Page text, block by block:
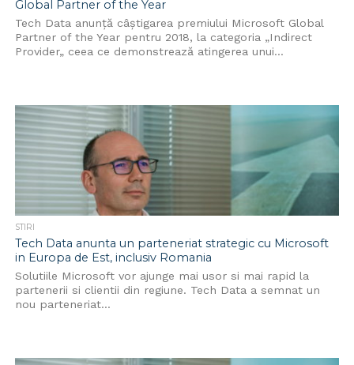
Global Partner of the Year
Tech Data anunţă câştigarea premiului Microsoft Global
Partner of the Year pentru 2018, la categoria „Indirect
Provider„ ceea ce demonstrează atingerea unui...
STIRI
Tech Data anunta un parteneriat strategic cu Microsoft
in Europa de Est, inclusiv Romania
Solutiile Microsoft vor ajunge mai usor si mai rapid la
partenerii si clientii din regiune. Tech Data a semnat un
nou parteneriat...